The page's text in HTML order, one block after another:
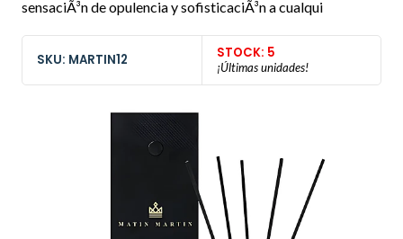
sensaciÃ³n de opulencia y sofisticaciÃ³n a cualqui
SKU: MARTIN12 STOCK: 5
¡Últimas unidades!